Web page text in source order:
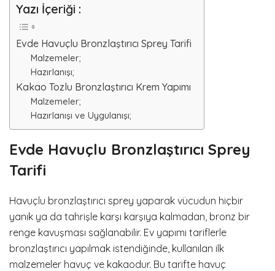
Yazı İçeriği :
Evde Havuçlu Bronzlaştırıcı Sprey Tarifi
Malzemeler;
Hazırlanışı;
Kakao Tozlu Bronzlaştırıcı Krem Yapımı
Malzemeler;
Hazırlanışı ve Uygulanışı;
Evde Havuçlu Bronzlaştırıcı Sprey
Tarifi
Havuçlu bronzlaştırıcı sprey yaparak vücudun hiçbir
yanık ya da tahrişle karşı karşıya kalmadan, bronz bir
renge kavuşması sağlanabilir. Ev yapımı tariflerle
bronzlaştırıcı yapılmak istendiğinde, kullanılan ilk
malzemeler havuç ve kakaodur. Bu tarifte havuç